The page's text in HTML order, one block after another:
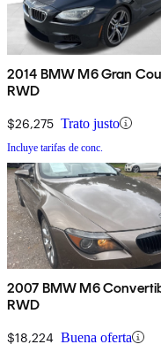
2014 BMW M6 Gran
RWD
$26,275 Trato justo
Incluye tarifas de conc.
2007 BMW M6
RWD
$18,224 Buena oferta